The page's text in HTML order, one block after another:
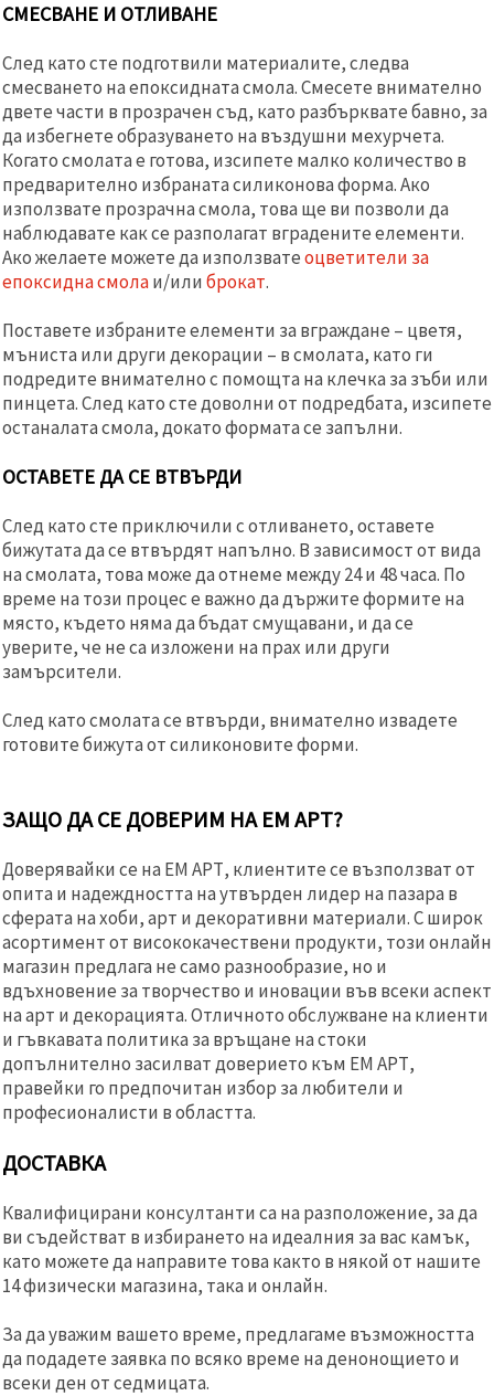
СМЕСВАНЕ И ОТЛИВАНЕ
След като сте подготвили материалите, следва
смесването на епоксидната смола. Смесете внимателно
двете части в прозрачен съд, като разбърквате бавно, за
да избегнете образуването на въздушни мехурчета.
Когато смолата е готова, изсипете малко количество в
предварително избраната силиконова форма. Ако
използвате прозрачна смола, това ще ви позволи да
наблюдавате как се разполагат вградените елементи.
Ако желаете можете да използватеоцветители за
епоксидна смолаи/или брокат.
Поставете избраните елементи за вграждане – цветя,
мъниста или други декорации – в смолата, като ги
подредите внимателно с помощта на клечка за зъби или
пинцета. След като сте доволни от подредбата, изсипете
останалата смола, докато формата се запълни.
ОСТАВЕТЕ ДА СЕ ВТВЪРДИ
След като сте приключили с отливането, оставете
бижутата да се втвърдят напълно. В зависимост от вида
на смолата, това може да отнеме между 24 и 48 часа. По
време на този процес е важно да държите формите на
място, където няма да бъдат смущавани, и да се
уверите, че не са изложени на прах или други
замърсители.
След като смолата се втвърди, внимателно извадете
готовите бижута от силиконовите форми.
ЗАЩО ДА СЕ ДОВЕРИМ НА ЕМ АРТ?
Доверявайки се на ЕМ АРТ, клиентите се възползват от
опита и надеждността на утвърден лидер на пазара в
сферата на хоби, арт и декоративни материали. С широк
асортимент от висококачествени продукти, този онлайн
магазин предлага не само разнообразие, но и
вдъхновение за творчество и иновации във всеки аспект
на арт и декорацията. Отличното обслужване на клиенти
и гъвкавата политика за връщане на стоки
допълнително засилват доверието към ЕМ АРТ,
правейки го предпочитан избор за любители и
професионалисти в областта.
ДОСТАВКА
Квалифицирани консултанти са на разположение, за да
ви съдействат в избирането на идеалния за вас камък,
като можете да направите това както в някой от нашите
14 физически магазина, така и онлайн.
За да уважим вашето време, предлагаме възможността
да подадете заявка по всяко време на денонощието и
всеки ден от седмицата.